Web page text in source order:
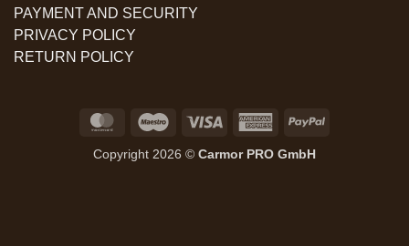
PAYMENT AND SECURITY
PRIVACY POLICY
RETURN POLICY
MasterCardMaestro Visa
AmericanPayPal
Copyright 2026 © Carmor PRO GmbH